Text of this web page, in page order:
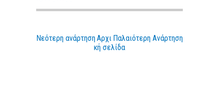
Νεότερη ανάρτηση Παλαιότερη Ανάρτηση
Αρχι
κή σελίδα